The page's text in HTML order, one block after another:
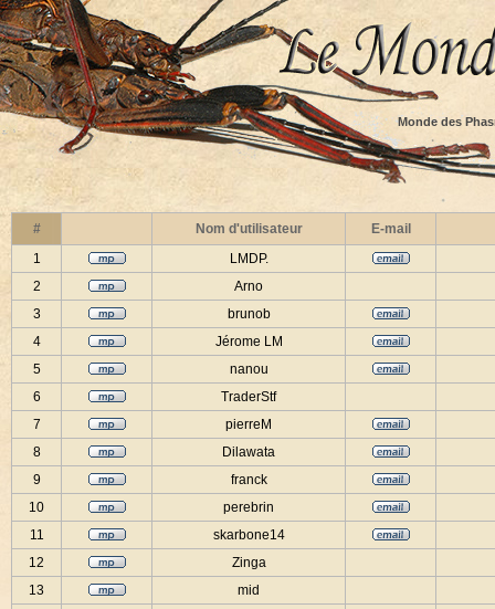
Monde des
# Nom d'utilisateur
E-mail
1
LMDP.
2
Arno
3
brunob
4
Jérome LM
5
nanou
6
TraderStf
7
pierreM
8
Dilawata
9
franck
10
perebrin
11
skarbone14
12
Zinga
13
mid